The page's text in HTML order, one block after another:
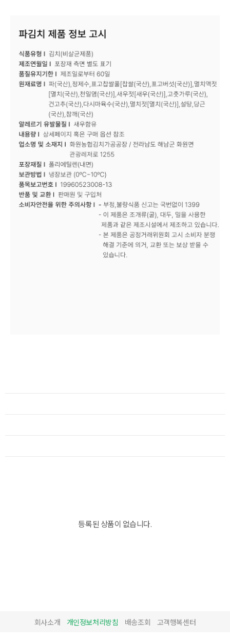
등록된 상품이 없습니다.
회사소개 개인정보처리방침 배송조회 고객행복센터